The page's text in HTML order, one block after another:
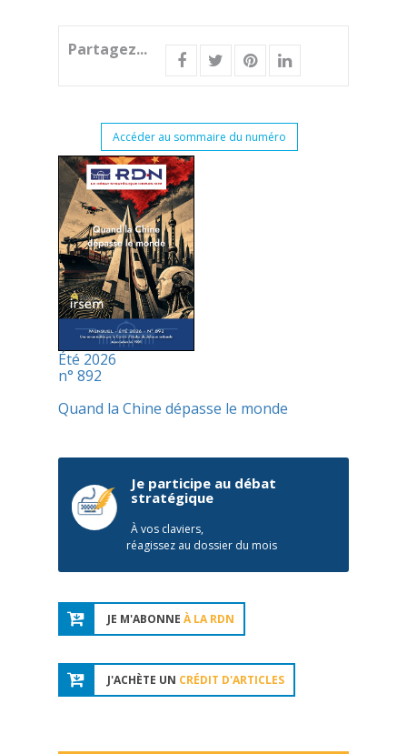
Partagez...
Accéder au sommaire du numéro
Été 2026
n° 892
Quand la Chine dépasse le monde
Je participe au débat
stratégique
À vos claviers,
réagissez au dossier du mois
JE M'ABONNE À LA RDN
J'ACHÈTE UN CRÉDIT D'ARTICLES